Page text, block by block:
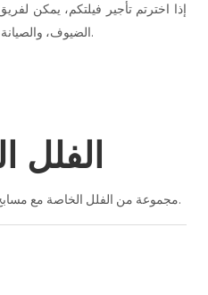
إذا اخترتم تأجير فيلتكم، يمكن
الضيوف، والصيانة، وخدمة التنظيف، وكل ما بين ذلك.
الفلل
مجموعة من الفلل الخاصة مع مسابح المتاحة حاليًا للشراء في لنكاوي.